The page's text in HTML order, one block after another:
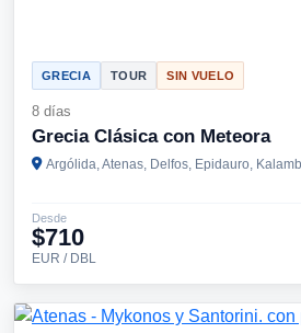
GRECIA TOUR SIN VUELO
8 días
Grecia Clásica con Meteora
Argólida, Atenas, Delfos, Epidauro,
Desde
$710
EUR / DBL